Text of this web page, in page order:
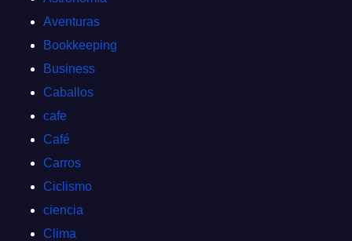
Aventuras
Bookkeeping
Business
Caballos
cafe
Café
Carros
Ciclismo
ciencia
Clima